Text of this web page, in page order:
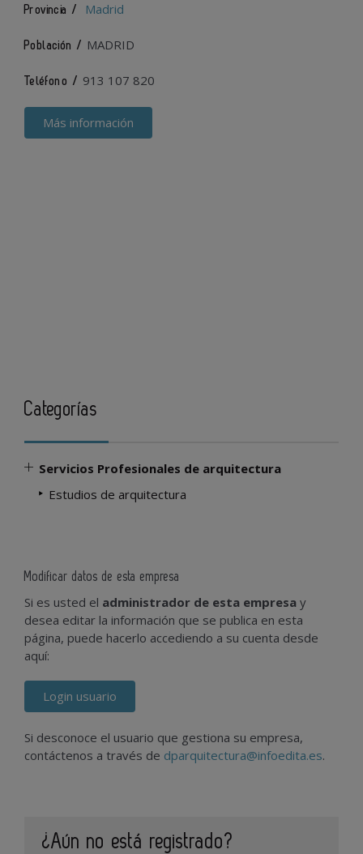
Provincia / Madrid
Población / MADRID
Teléfono / 913 107 820
Más información
Categorías
Servicios Profesionales de arquitectura
Estudios de arquitectura
Modificar datos de esta empresa
Si es usted el administrador de esta empresa y
desea editar la información que se publica en esta
página, puede hacerlo accediendo a su cuenta desde
aquí:
Login usuario
Si desconoce el usuario que gestiona su empresa,
contáctenos a través de dparquitectura@infoedita.es.
¿Aún no está registrado?